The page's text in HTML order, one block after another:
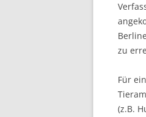
zu
Für
(z.B.